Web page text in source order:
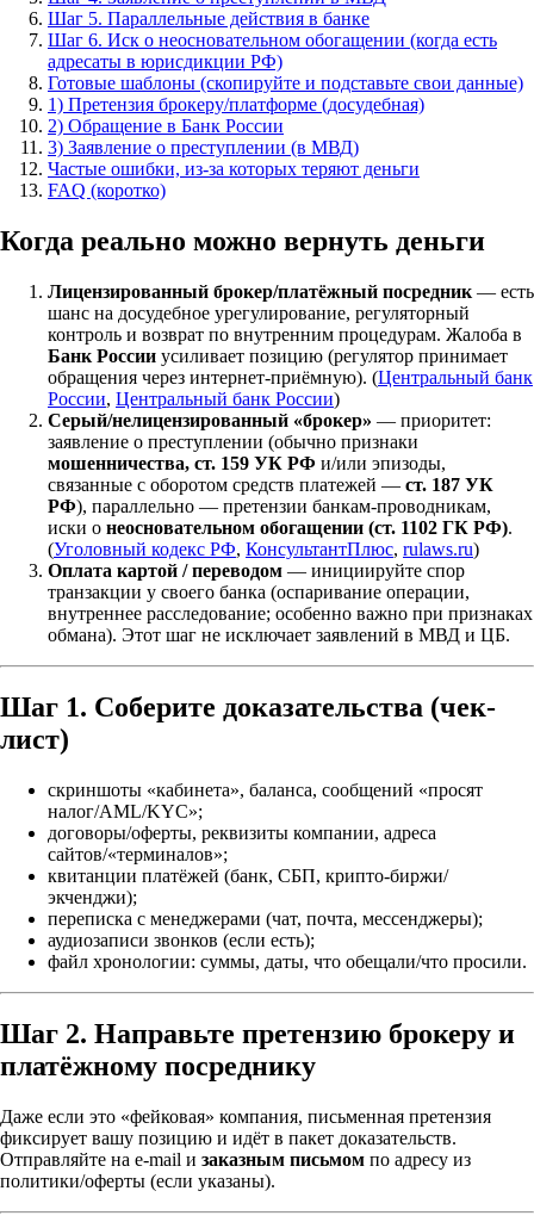
Шаг 5. Параллельные действия в банке
Шаг 6. Иск о неосновательном обогащении (когда есть
адресаты в юрисдикции РФ)
Готовые шаблоны (скопируйте и подставьте свои данные)
1) Претензия брокеру/платформе (досудебная)
2) Обращение в Банк России
3) Заявление о преступлении (в МВД)
Частые ошибки, из-за которых теряют деньги
FAQ (коротко)
Когда реально можно вернуть деньги
Лицензированный брокер/платёжный посредник — есть
шанс на досудебное урегулирование, регуляторный
контроль и возврат по внутренним процедурам. Жалоба в
Банк России усиливает позицию (регулятор принимает
обращения через интернет-приёмную). (Центральный банк
России, Центральный банк России)
Серый/нелицензированный «брокер» — приоритет:
заявление о преступлении (обычно признаки
мошенничества, ст. 159 УК РФ и/или эпизоды,
связанные с оборотом средств платежей — ст. 187 УК
РФ), параллельно — претензии банкам-проводникам,
иски о неосновательном обогащении (ст. 1102 ГК РФ).
(Уголовный кодекс РФ, КонсультантПлюс, rulaws.ru)
Оплата картой / переводом — инициируйте спор
транзакции у своего банка (оспаривание операции,
внутреннее расследование; особенно важно при признаках
обмана). Этот шаг не исключает заявлений в МВД и ЦБ.
Шаг 1. Соберите доказательства (чек-
лист)
скриншоты «кабинета», баланса, сообщений «просят
налог/AML/KYC»;
договоры/оферты, реквизиты компании, адреса
сайтов/«терминалов»;
квитанции платёжей (банк, СБП, крипто-биржи/
экченджи);
переписка с менеджерами (чат, почта, мессенджеры);
аудиозаписи звонков (если есть);
файл хронологии: суммы, даты, что обещали/что просили.
Шаг 2. Направьте претензию брокеру и
платёжному посреднику
Даже если это «фейковая» компания, письменная претензия
фиксирует вашу позицию и идёт в пакет доказательств.
Отправляйте на e-mail и заказным письмом по адресу из
политики/оферты (если указаны).